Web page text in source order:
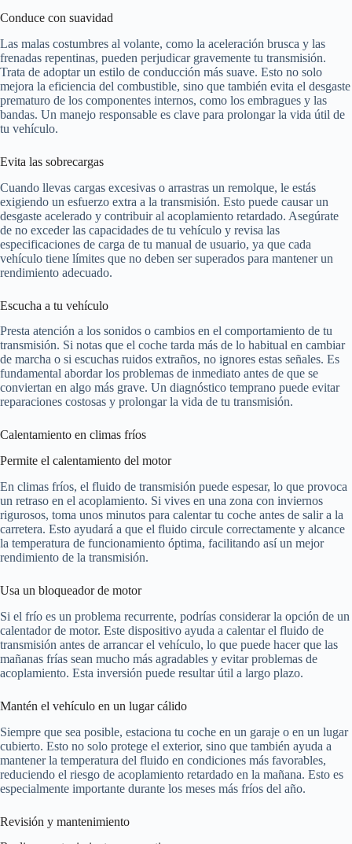
Conduce con suavidad
Las malas costumbres al volante, como la aceleración brusca y las
frenadas repentinas, pueden perjudicar gravemente tu transmisión.
Trata de adoptar un estilo de conducción más suave. Esto no solo
mejora la eficiencia del combustible, sino que también evita el desgaste
prematuro de los componentes internos, como los embragues y las
bandas. Un manejo responsable es clave para prolongar la vida útil de
tu vehículo.
Evita las sobrecargas
Cuando llevas cargas excesivas o arrastras un remolque, le estás
exigiendo un esfuerzo extra a la transmisión. Esto puede causar un
desgaste acelerado y contribuir al acoplamiento retardado. Asegúrate
de no exceder las capacidades de tu vehículo y revisa las
especificaciones de carga de tu manual de usuario, ya que cada
vehículo tiene límites que no deben ser superados para mantener un
rendimiento adecuado.
Escucha a tu vehículo
Presta atención a los sonidos o cambios en el comportamiento de tu
transmisión. Si notas que el coche tarda más de lo habitual en cambiar
de marcha o si escuchas ruidos extraños, no ignores estas señales. Es
fundamental abordar los problemas de inmediato antes de que se
conviertan en algo más grave. Un diagnóstico temprano puede evitar
reparaciones costosas y prolongar la vida de tu transmisión.
Calentamiento en climas fríos
Permite el calentamiento del motor
En climas fríos, el fluido de transmisión puede espesar, lo que provoca
un retraso en el acoplamiento. Si vives en una zona con inviernos
rigurosos, toma unos minutos para calentar tu coche antes de salir a la
carretera. Esto ayudará a que el fluido circule correctamente y alcance
la temperatura de funcionamiento óptima, facilitando así un mejor
rendimiento de la transmisión.
Usa un bloqueador de motor
Si el frío es un problema recurrente, podrías considerar la opción de un
calentador de motor. Este dispositivo ayuda a calentar el fluido de
transmisión antes de arrancar el vehículo, lo que puede hacer que las
mañanas frías sean mucho más agradables y evitar problemas de
acoplamiento. Esta inversión puede resultar útil a largo plazo.
Mantén el vehículo en un lugar cálido
Siempre que sea posible, estaciona tu coche en un garaje o en un lugar
cubierto. Esto no solo protege el exterior, sino que también ayuda a
mantener la temperatura del fluido en condiciones más favorables,
reduciendo el riesgo de acoplamiento retardado en la mañana. Esto es
especialmente importante durante los meses más fríos del año.
Revisión y mantenimiento